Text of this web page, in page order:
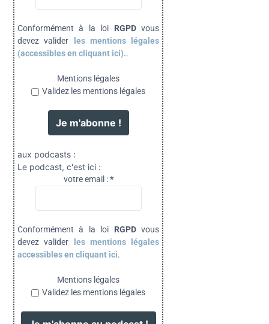
Conformément à la loi RGPDvous
devez valider
les mentions légales
(accessibles en cliquant ici)..
Mentions légales
Validez les mentions légales
aux podcasts :
Le podcast, c'est ici :
votre email :*
Conformément à la loi RGPDvous
devez valider
les mentions légales
accessibles en cliquant ici.
Mentions légales
Validez les mentions légales